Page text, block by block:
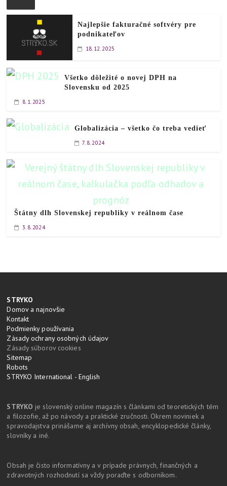
príspevkovNajlepšie fakturačné softvéry pre
podnikateľov
18. 12. 2025
Všetko dôležité o novej DPH na
Slovensku od 2025
8. 1. 2025
Globalizácia – všetko čo treba vedieť
7. 8. 2024
Štátny dlh Slovenskej republiky v reálnom čase
3. 8. 2024
STRYKO
Domov a najnovšie
Kontakt
Podmienky používania
Zásady ochrany osobných údajov
Zásady súborov cookies
Sitemap
Robots
STRYKO International - English
STRYKO je slovenský online magazín s článkami od teoretických tém
a filozofie, až po návody a praktické zručnosti. Okrem noviniek a
spravodajstva prinášame aj archívny obsah, encyklopedické články,
slovníky a iné.
Obsah je čisto informatívny a v prípade právnych, finančných a
zdravotných rozhodnutí sa vždy poraďte s odborníkom.